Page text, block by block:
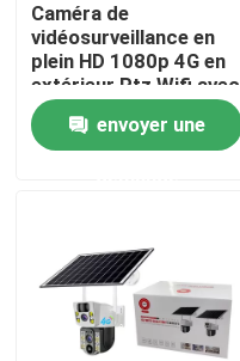
À la maison
Vidéos
À propos de nous
Caméra de
vidéosurveillance en
plein HD 1080p 4G en
extérieur Ptz Wifi avec
emplacement pour
carte SIMenvoyer une